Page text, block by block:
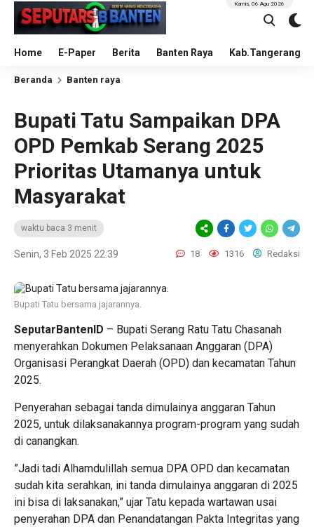
Home E-Paper Berita Banten Raya Kab.Tangerang
Kamis, 06 Agu 2026
Beranda Banten raya
Bupati Tatu Sampaikan DPA
OPD Pemkab Serang 2025
Prioritas Utamanya untuk
Masyarakat
waktu baca 3 menit
Senin, 3 Feb 2025 22:39 18 1316 Redaksi
Bupati Tatu bersama jajarannya.
SeputarBantenID – Bupati Serang Ratu Tatu Chasanah
menyerahkan Dokumen Pelaksanaan Anggaran (DPA)
Organisasi Perangkat Daerah (OPD) dan kecamatan Tahun
2025.
Penyerahan sebagai tanda dimulainya anggaran Tahun
2025, untuk dilaksanakannya program-program yang sudah
di canangkan.
”Jadi tadi Alhamdulillah semua DPA OPD dan kecamatan
sudah kita serahkan, ini tanda dimulainya anggaran di 2025
ini bisa di laksanakan,” ujar Tatu kepada wartawan usai
penyerahan DPA dan Penandatangan Pakta Integritas yang